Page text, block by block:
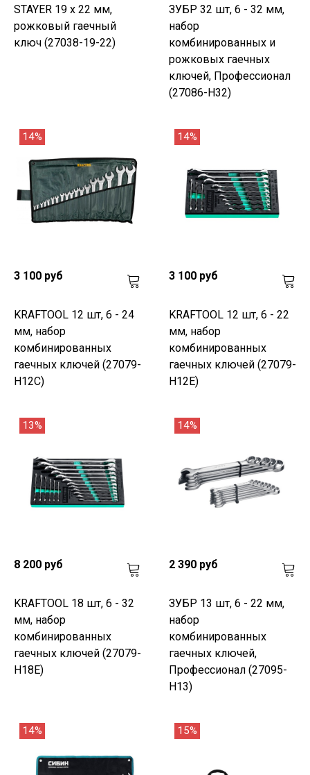
STAYER 19 x 22 мм,
рожковый гаечный
ключ (27038-19-22)
ЗУБР 32 шт, 6 - 32 мм,
набор
комбинированных и
рожковых гаечных
ключей, Профессионал
(27086-H32)
14%
3 100 руб
KRAFTOOL 12 шт, 6 - 24
мм, набор
комбинированных
гаечных ключей (27079-
H12C)
14%
3 100 руб
KRAFTOOL 12 шт, 6 - 22
мм, набор
комбинированных
гаечных ключей (27079-
H12E)
13%
8 200 руб
KRAFTOOL 18 шт, 6 - 32
мм, набор
комбинированных
гаечных ключей (27079-
H18E)
14%
2 390 руб
ЗУБР 13 шт, 6 - 22 мм,
набор
комбинированных
гаечных ключей,
Профессионал (27095-
H13)
14% 15%